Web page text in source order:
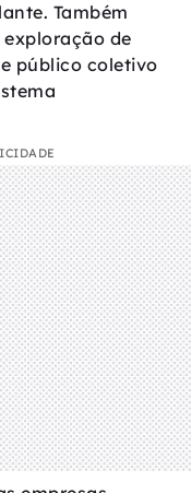
Também
de
público coletivo